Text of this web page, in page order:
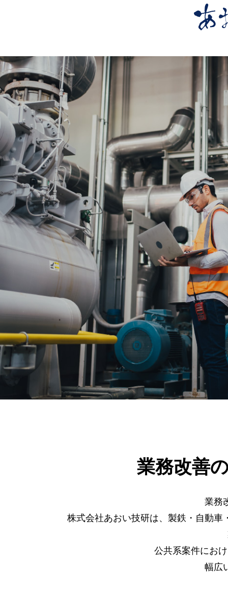
業務改善
業務
株式会社あおい技研は、製鉄・自動車
公共系案件におけ
幅広